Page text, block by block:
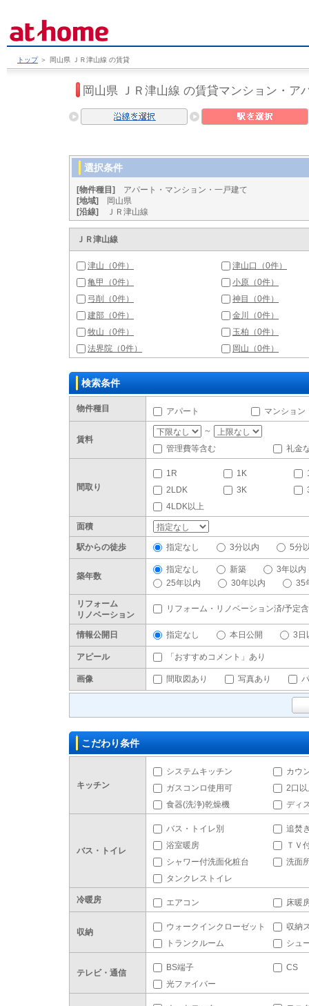
トップ ＞ 岡山県 ＪＲ津山線 の賃貸
岡山県 ＪＲ津山線 の賃貸マンション・ア
選択条件
[物件種目]
アパート・マンション・一戸建て
[地域]
岡山県
[沿線]
ＪＲ津山線
ＪＲ津山線
津山（0件）
津山口（0件）
亀甲（0件）
小原（0件）
弓削（0件）
神目（0件）
建部（0件）
金川（0件）
牧山（0件）
玉柏（0件）
法界院（0件）
岡山（0件）
検索条件
物件種目 アパート マンション
賃料
～
管理費等含む
礼金
間取り
1R 1K
2LDK
3K
4LDK以上
面積
駅からの徒歩 指定なし 3分以内 5分
築年数
指定なし 新築
3年以内
25年以内
30年以内 35
リフォーム
リノベーション
リフォーム・リノベーション済/予定
情報公開日 指定なし 本日公開 3日
アピール 「おすすめコメント」あり
画像 間取図あり 写真あり
こだわり条件
キッチン
システムキッチン
カウ
ガスコンロ使用可
2口
食器(洗浄)乾燥機
ディ
バス・トイレ
バス・トイレ別
追焚
浴室暖房
ＴＶ
シャワー付洗面化粧台
洗面
タンクレストイレ
冷暖房 エアコン 床暖
収納
ウォークインクローゼット
収納
トランクルーム
シュ
テレビ・通信
BS端子
CS
光ファイバー